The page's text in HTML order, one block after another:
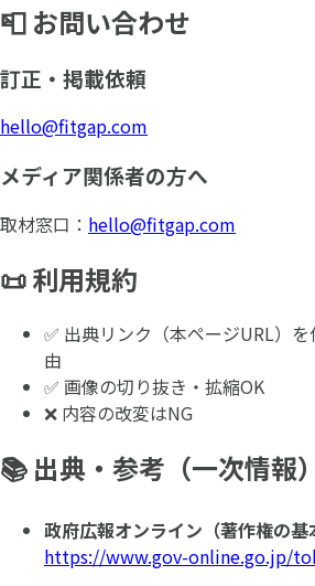
📮 お問い合わせ
訂正・掲載依頼
hello@fitgap.com
メディア関係者の方へ
取材窓口： hello@fitgap.com
📜 利用規約
✅ 出典リンク（本ページURL）
由
✅ 画像の切り抜き・拡縮OK
❌ 内容の改変はNG
📚 出典・参考（一次情報）
政府広報オンライン（著作権の基
https://www.gov-online.go.jp/